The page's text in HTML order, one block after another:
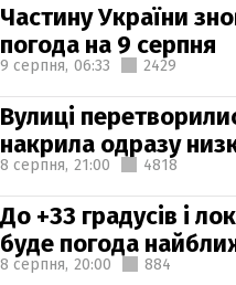
Частину України
погода на 9 серпня
9 серпня, 06:33 2429
Вулиці
накрила одразу
8 серпня, 21:00 4818
До +33 градусів і
буде погода
8 серпня, 20:00 884